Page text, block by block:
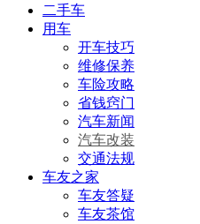
二手车
用车
开车技巧
维修保养
车险攻略
省钱窍门
汽车新闻
汽车改装
交通法规
车友之家
车友答疑
车友茶馆